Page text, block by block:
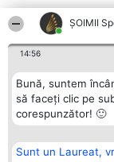
ȘOIMII
14:56
Bună, suntem
să faceți clic pe
corespunzător! 🙂
Sunt un Laureat,
Alte
Organizator Ranking
BRIGHT SOLUTIONS BR SRL
Aleea Timisul De Sus 2 Bl.
Sc. A Et. 4 Ap. 13 Cod
București